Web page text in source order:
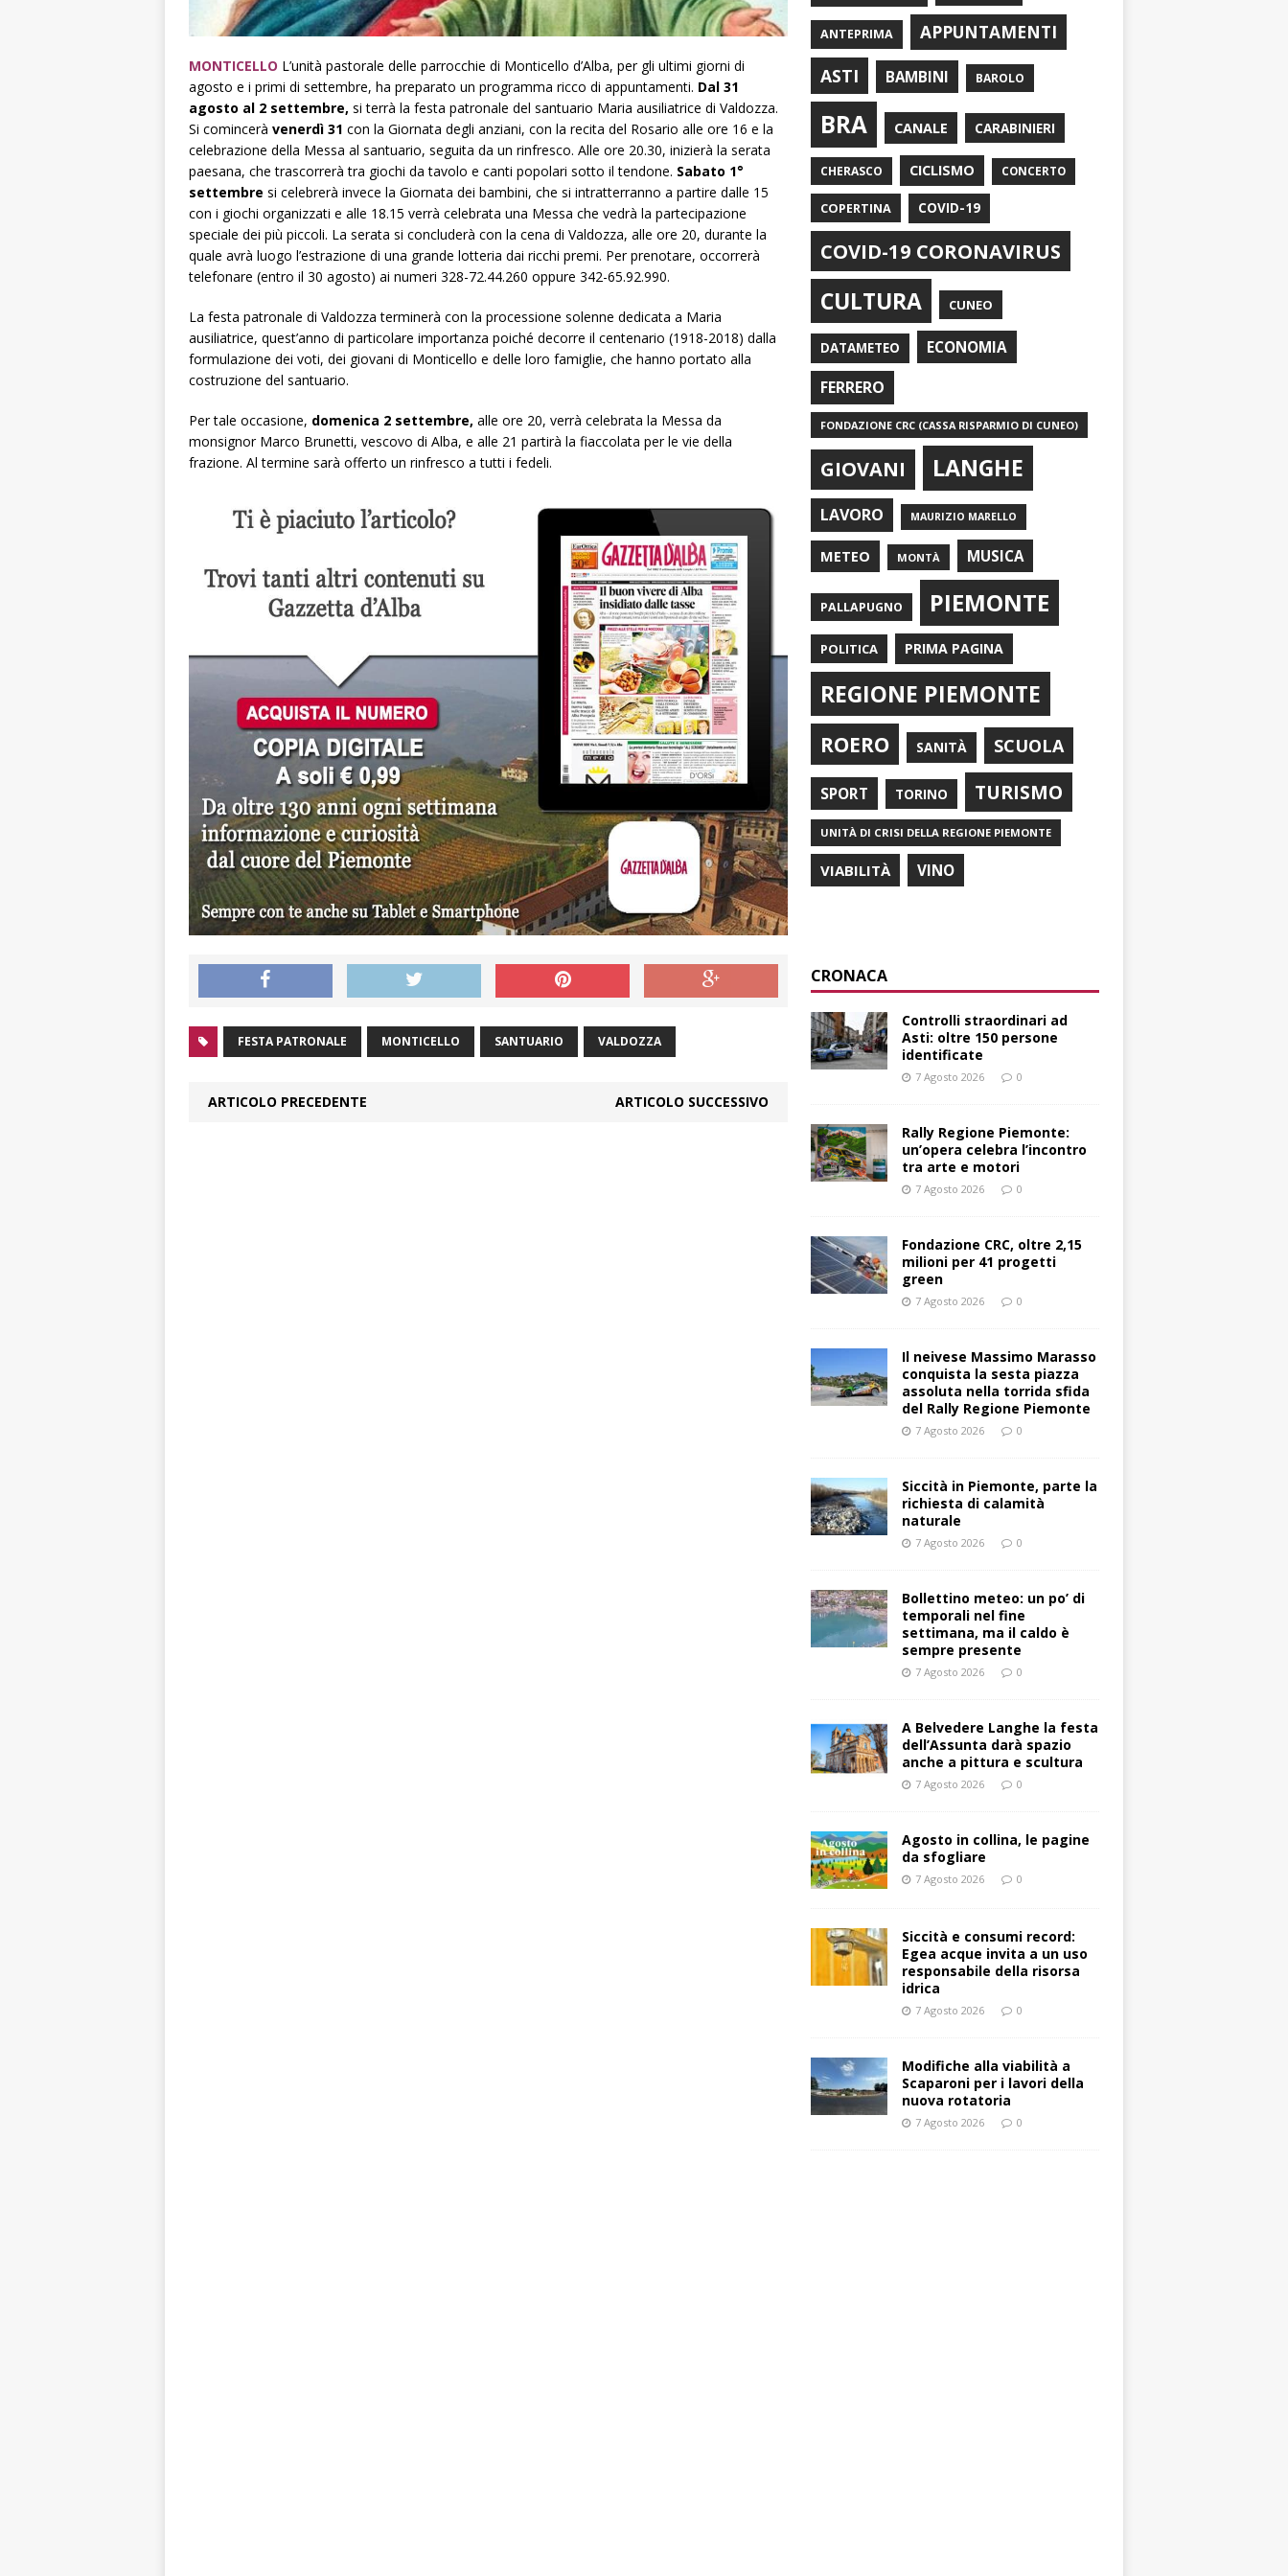
MONTICELLO L’unità pastorale delle parrocchie di Monticello d’Alba, per gli ultimi giorni di
agosto e i primi di settembre, ha preparato un programma ricco di appuntamenti. Dal 31
agosto al 2 settembre, si terrà la festa patronale del santuario Maria ausiliatrice di Valdozza.
Si comincerà venerdì 31 con la Giornata degli anziani, con la recita del Rosario alle ore 16 e la
celebrazione della Messa al santuario, seguita da un rinfresco. Alle ore 20.30, inizierà la serata
paesana, che trascorrerà tra giochi da tavolo e canti popolari sotto il tendone. Sabato 1°
settembre si celebrerà invece la Giornata dei bambini, che si intratterranno a partire dalle 15
con i giochi organizzati e alle 18.15 verrà celebrata una Messa che vedrà la partecipazione
speciale dei più piccoli. La serata si concluderà con la cena di Valdozza, alle ore 20, durante la
quale avrà luogo l’estrazione di una grande lotteria dai ricchi premi. Per prenotare, occorrerà
telefonare (entro il 30 agosto) ai numeri 328-72.44.260 oppure 342-65.92.990.
La festa patronale di Valdozza terminerà con la processione solenne dedicata a Maria
ausiliatrice, quest’anno di particolare importanza poiché decorre il centenario (1918-2018) dalla
formulazione dei voti, dei giovani di Monticello e delle loro famiglie, che hanno portato alla
costruzione del santuario.
Per tale occasione, domenica 2 settembre, alle ore 20, verrà celebrata la Messa da
monsignor Marco Brunetti, vescovo di Alba, e alle 21 partirà la fiaccolata per le vie della
frazione. Al termine sarà offerto un rinfresco a tutti i fedeli.
FESTA PATRONALE MONTICELLO SANTUARIO VALDOZZA
ARTICOLO PRECEDENTE ARTICOLO SUCCESSIVO
ANTEPRIMA
APPUNTAMENTI
ASTI
BAMBINI BAROLO
BRA CANALE CARABINIERI
CHERASCO CICLISMO CONCERTO
COPERTINA COVID-19
COVID-19 CORONAVIRUS
CULTURA CUNEO
DATAMETEO ECONOMIA
FERRERO
FONDAZIONE CRC (CASSA RISPARMIO DI CUNEO)
GIOVANI LANGHE
LAVORO MAURIZIO MARELLO
METEO MONTÀ MUSICA
PALLAPUGNO PIEMONTE
POLITICA PRIMA PAGINA
REGIONE PIEMONTE
ROERO SANITÀ SCUOLA
SPORT TORINO TURISMO
UNITÀ DI CRISI DELLA REGIONE PIEMONTE
VIABILITÀ VINO
CRONACA
Controlli straordinari ad
Asti: oltre 150 persone
identificate
7 Agosto 2026 0
Rally Regione Piemonte:
un’opera celebra l’incontro
tra arte e motori
7 Agosto 2026 0
Fondazione CRC, oltre 2,15
milioni per 41 progetti
green
7 Agosto 2026 0
Il neivese Massimo Marasso
conquista la sesta piazza
assoluta nella torrida sfida
del Rally Regione Piemonte
7 Agosto 2026 0
Siccità in Piemonte, parte la
richiesta di calamità
naturale
7 Agosto 2026 0
Bollettino meteo: un po’ di
temporali nel fine
settimana, ma il caldo è
sempre presente
7 Agosto 2026 0
A Belvedere Langhe la festa
dell’Assunta darà spazio
anche a pittura e scultura
7 Agosto 2026 0
Agosto in collina, le pagine
da sfogliare
7 Agosto 2026 0
Siccità e consumi record:
Egea acque invita a un uso
responsabile della risorsa
idrica
7 Agosto 2026 0
Modifiche alla viabilità a
Scaparoni per i lavori della
nuova rotatoria
7 Agosto 2026 0